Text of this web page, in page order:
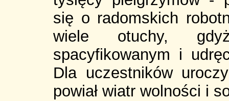
się o radomskich
wiele otuchy,
spacyfikowanym i
Dla uczestników
powiał wiatr wolności i